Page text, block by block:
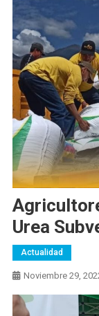
Urea
Actualidad
Noviembre 29,